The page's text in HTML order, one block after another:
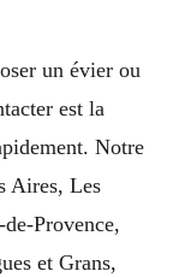
un évier ou
est la
Notre
Aires, Les
Provence,
et Grans,